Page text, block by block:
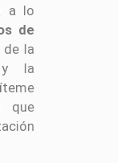
a lo
de
la
y la
que